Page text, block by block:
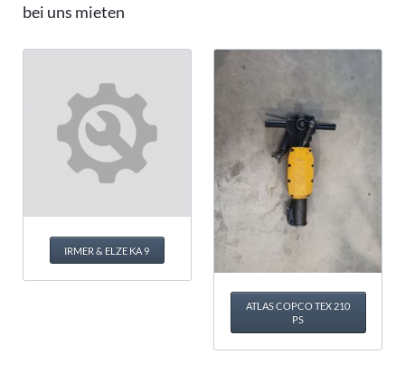
bei uns mieten
IRMER & ELZE KA 9
ATLAS COPCO TEX 210
PS